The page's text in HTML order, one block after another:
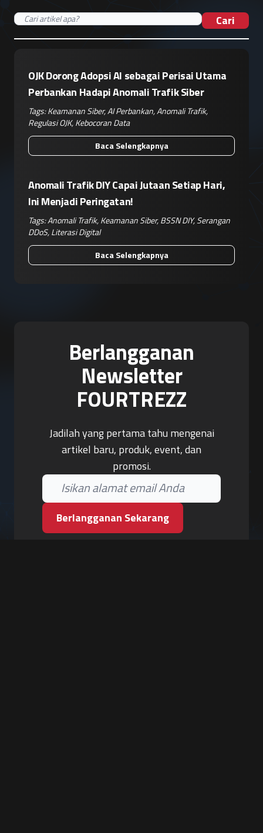
Cari
OJK Dorong Adopsi AI sebagai Perisai Utama
Perbankan Hadapi Anomali Trafik Siber
Tags:Keamanan Siber,AI Perbankan,Anomali Trafik,
Regulasi OJK,Kebocoran Data
Baca Selengkapnya
Anomali Trafik DIY Capai Jutaan Setiap Hari,
Ini Menjadi Peringatan!
Tags:Anomali Trafik,Keamanan Siber,BSSN DIY,Serangan
DDoS,Literasi Digital
Baca Selengkapnya
Berlangganan
Newsletter
FOURTREZZ
Jadilah yang pertama tahu mengenai
artikel baru, produk, event, dan
promosi.
Berlangganan Sekarang